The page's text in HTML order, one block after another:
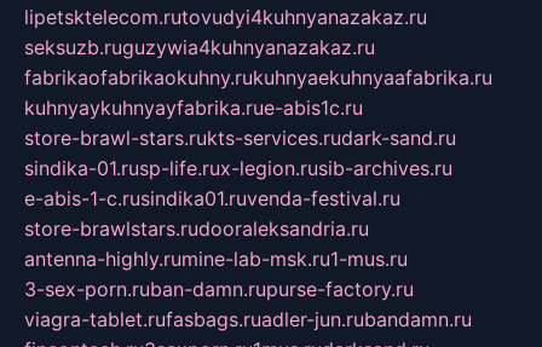
lipetsktelecom.rutovudyi4kuhnyanazakaz.ru
seksuzb.ruguzywia4kuhnyanazakaz.ru
fabrikaofabrikaokuhny.rukuhnyaekuhnyaafabrika.ru
kuhnyaykuhnyayfabrika.rue-abis1c.ru
store-brawl-stars.rukts-services.rudark-sand.ru
sindika-01.rusp-life.rux-legion.rusib-archives.ru
e-abis-1-c.rusindika01.ruvenda-festival.ru
store-brawlstars.rudooraleksandria.ru
antenna-highly.rumine-lab-msk.ru1-mus.ru
3-sex-porn.ruban-damn.rupurse-factory.ru
viagra-tablet.rufasbags.ruadler-jun.rubandamn.ru